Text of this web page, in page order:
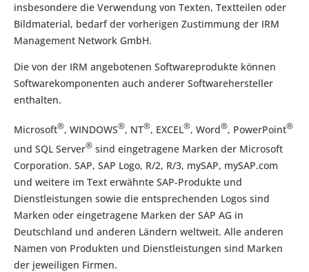
insbesondere die Verwendung von Texten, Textteilen oder
Bildmaterial, bedarf der vorherigen Zustimmung der IRM
Management Network GmbH.
Die von der IRM angebotenen Softwareprodukte können
Softwarekomponenten auch anderer Softwarehersteller
enthalten.
Microsoft®, WINDOWS®, NT®, EXCEL®, Word®, PowerPoint®
und SQL Server® sind eingetragene Marken der Microsoft
Corporation. SAP, SAP Logo, R/2, R/3, mySAP, mySAP.com
und weitere im Text erwähnte SAP-Produkte und
Dienstleistungen sowie die entsprechenden Logos sind
Marken oder eingetragene Marken der SAP AG in
Deutschland und anderen Ländern weltweit. Alle anderen
Namen von Produkten und Dienstleistungen sind Marken
der jeweiligen Firmen.